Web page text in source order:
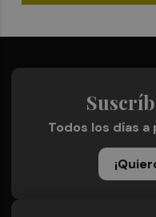
Todos los días